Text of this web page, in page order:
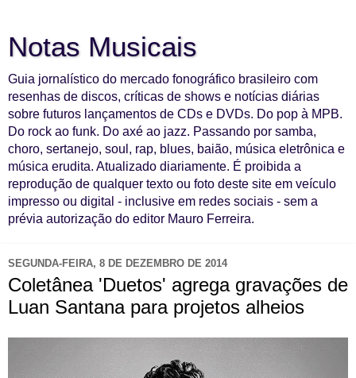
Notas Musicais
Guia jornalístico do mercado fonográfico brasileiro com
resenhas de discos, críticas de shows e notícias diárias
sobre futuros lançamentos de CDs e DVDs. Do pop à MPB.
Do rock ao funk. Do axé ao jazz. Passando por samba,
choro, sertanejo, soul, rap, blues, baião, música eletrônica e
música erudita. Atualizado diariamente. É proibida a
reprodução de qualquer texto ou foto deste site em veículo
impresso ou digital - inclusive em redes sociais - sem a
prévia autorização do editor Mauro Ferreira.
SEGUNDA-FEIRA, 8 DE DEZEMBRO DE 2014
Coletânea 'Duetos' agrega gravações de
Luan Santana para projetos alheios